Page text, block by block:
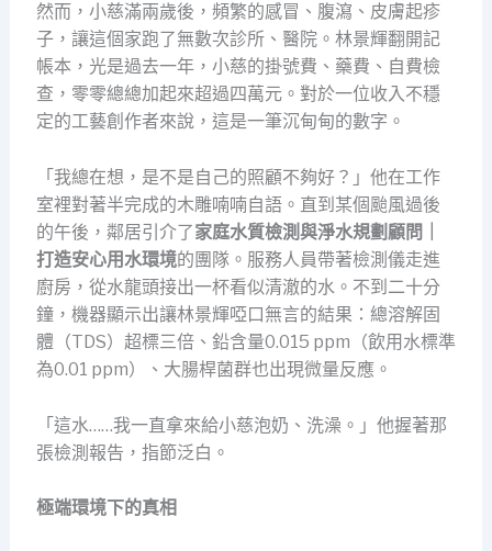
然而，小慈滿兩歲後，頻繁的感冒、腹瀉、皮膚起疹
子，讓這個家跑了無數次診所、醫院。林景輝翻開記
帳本，光是過去一年，小慈的掛號費、藥費、自費檢
查，零零總總加起來超過四萬元。對於一位收入不穩
定的工藝創作者來說，這是一筆沉甸甸的數字。
「我總在想，是不是自己的照顧不夠好？」他在工作
室裡對著半完成的木雕喃喃自語。直到某個颱風過後
的午後，鄰居引介了家庭水質檢測與淨水規劃顧問｜
打造安心用水環境的團隊。服務人員帶著檢測儀走進
廚房，從水龍頭接出一杯看似清澈的水。不到二十分
鐘，機器顯示出讓林景輝啞口無言的結果：總溶解固
體（TDS）超標三倍、鉛含量0.015 ppm（飲用水標準
為0.01 ppm）、大腸桿菌群也出現微量反應。
「這水……我一直拿來給小慈泡奶、洗澡。」他握著那
張檢測報告，指節泛白。
極端環境下的真相